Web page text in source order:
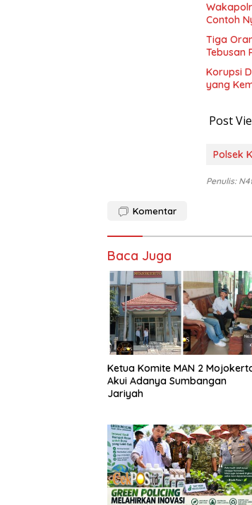
Contoh
Tiga
Tebusan
Korupsi
yang
Post
Polsek
Penulis:
Komentar
Baca Juga
Ketua Komite MAN 2
Akui Adanya Sumbangan
Jariyah